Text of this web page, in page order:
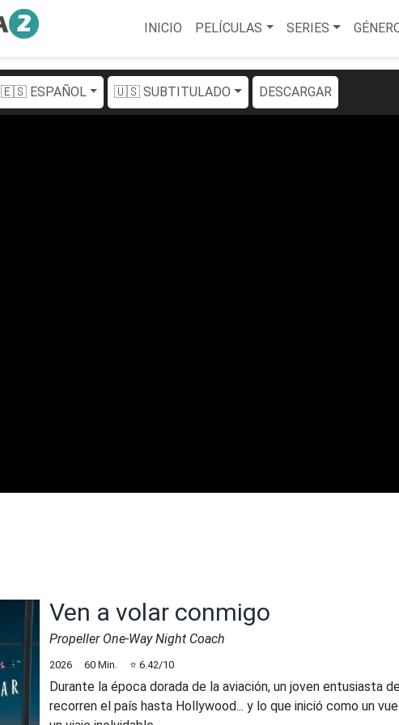
INICIO PELÍCULAS SERIES
🇪🇸 ESPAÑOL 🇺🇸 SUBTITULADO DESCARGAR
Ven a volar conmigo
Propeller One-Way Night Coach
2026 60 Min. ⭐ 6.42/10
Durante la época dorada de la aviación, un joven entusiasta
recorren el país hasta Hollywood... y lo que inició como un